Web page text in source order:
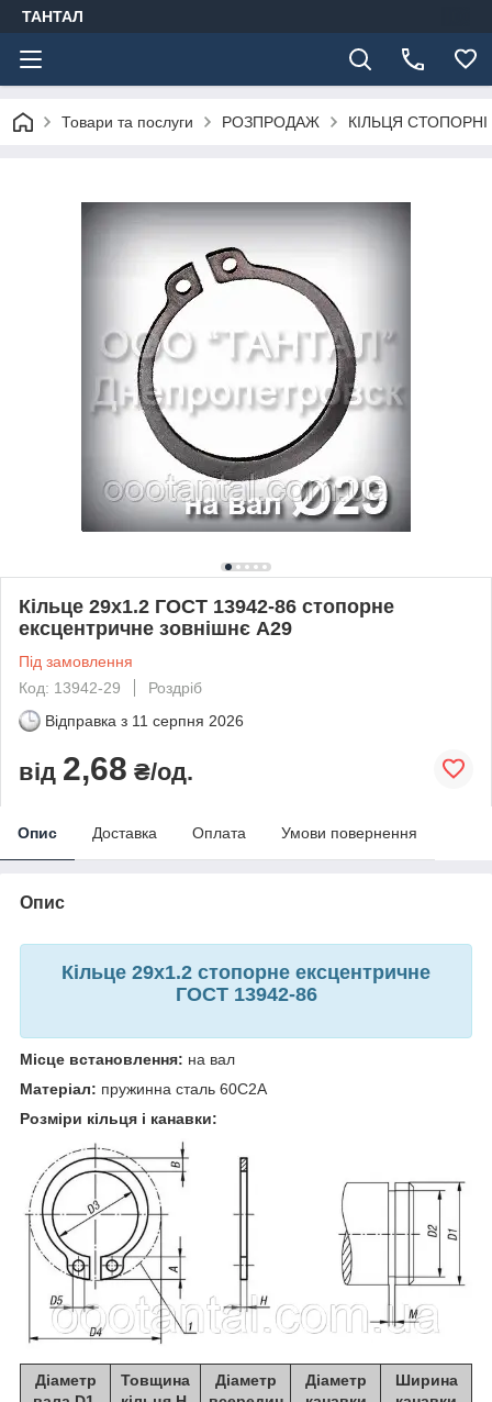
ТАНТАЛ
Товари та послуги РОЗПРОДАЖ КІЛЬЦЯ СТОПОРНІ
Кільце 29х1.2 ГОСТ 13942-86 стопорне
ексцентричне зовнішнє А29
Під замовлення
Код: 13942-29
Роздріб
Відправка з 11 серпня 2026
від 2,68 ₴/од.
Опис Доставка Оплата Умови повернення
Опис
Кільце 29х1.2 стопорне ексцентричне
ГОСТ 13942-86
Місце встановлення: на вал
Матеріал: пружинна сталь 60С2А
Розміри кільця і канавки:
Діаметр
Товщина
Діаметр
Діаметр
Ширина